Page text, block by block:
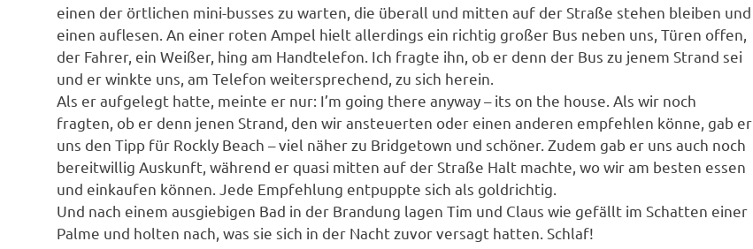
einen der örtlichen mini-busses zu warten, die überall und mitten auf der Straße stehen bleiben und
einen auflesen. An einer roten Ampel hielt allerdings ein richtig großer Bus neben uns, Türen offen,
der Fahrer, ein Weißer, hing am Handtelefon. Ich fragte ihn, ob er denn der Bus zu jenem Strand sei
und er winkte uns, am Telefon weitersprechend, zu sich herein.
Als er aufgelegt hatte, meinte er nur: I’m going there anyway – its on the house. Als wir noch
fragten, ob er denn jenen Strand, den wir ansteuerten oder einen anderen empfehlen könne, gab er
uns den Tipp für Rockly Beach – viel näher zu Bridgetown und schöner. Zudem gab er uns auch noch
bereitwillig Auskunft, während er quasi mitten auf der Straße Halt machte, wo wir am besten essen
und einkaufen können. Jede Empfehlung entpuppte sich als goldrichtig.
Und nach einem ausgiebigen Bad in der Brandung lagen Tim und Claus wie gefällt im Schatten einer
Palme und holten nach, was sie sich in der Nacht zuvor versagt hatten. Schlaf!